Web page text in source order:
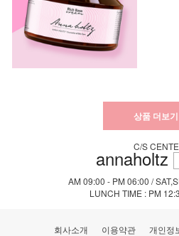
상품 더보
C/S
annaholtz
AM 09:00 - PM 06:00 /
LUNCH TIME : PM
회사소개 이용약관 개인정